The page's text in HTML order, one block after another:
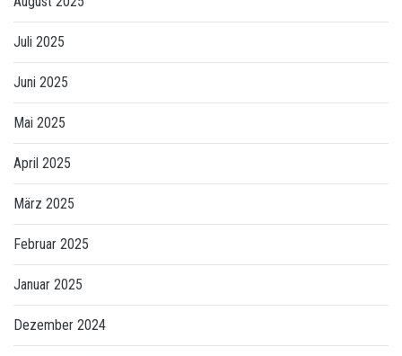
Juli 2025
Juni 2025
Mai 2025
April 2025
März 2025
Februar 2025
Januar 2025
Dezember 2024